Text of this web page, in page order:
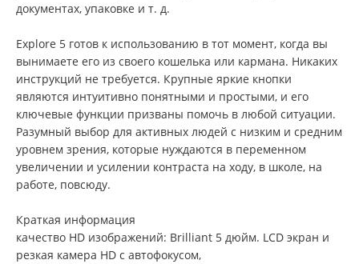
документах, упаковке и т. д.
Explore 5 готов к использованию в тот момент, когда вы
вынимаете его из своего кошелька или кармана. Никаких
инструкций не требуется. Крупные яркие кнопки
являются интуитивно понятными и простыми, и его
ключевые функции призваны помочь в любой ситуации.
Разумный выбор для активных людей с низким и средним
уровнем зрения, которые нуждаются в переменном
увеличении и усилении контраста на ходу, в школе, на
работе, повсюду.
Краткая информация
качество HD изображений: Brilliant 5 дюйм. LCD экран и
резкая камера HD с автофокусом,